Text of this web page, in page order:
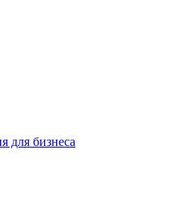
для бизнеса